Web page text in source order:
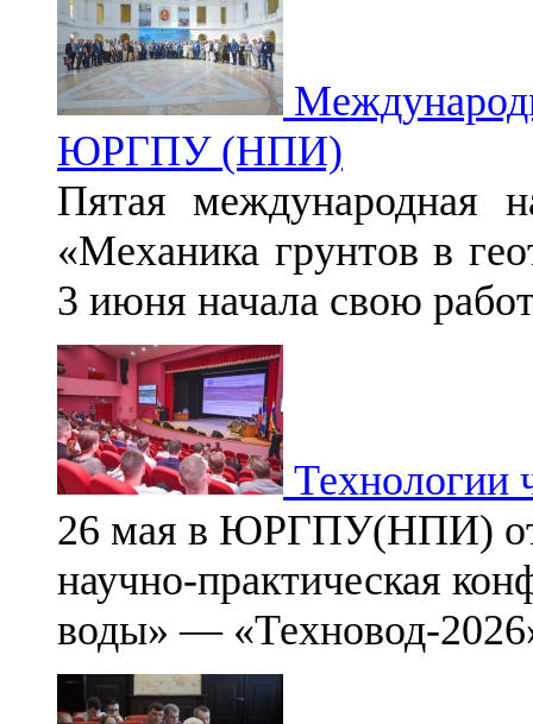
ЮРГПУ (НПИ)
Пятая международная
«Механика грунтов в
3 июня начала свою
Технологии
26 мая в ЮРГПУ(НПИ)
научно-практическая
воды» — «Техновод-